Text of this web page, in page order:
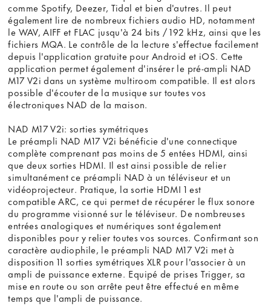
comme Spotify, Deezer, Tidal et bien d'autres. Il peut
également lire de nombreux fichiers audio HD, notamment
le WAV, AIFF et FLAC jusqu'à 24 bits / 192 kHz, ainsi que les
fichiers MQA. Le contrôle de la lecture s'effectue facilement
depuis l'application gratuite pour Android et iOS. Cette
application permet également d'insérer le pré-ampli NAD
M17 V2i dans un système multiroom compatible. Il est alors
possible d'écouter de la musique sur toutes vos
électroniques NAD de la maison.
NAD M17 V2i: sorties symétriques
Le préampli NAD M17 V2i bénéficie d'une connectique
complète comprenant pas moins de 5 entées HDMI, ainsi
que deux sorties HDMI. Il est ainsi possible de relier
simultanément ce préampli NAD à un téléviseur et un
vidéoprojecteur. Pratique, la sortie HDMI 1 est
compatible ARC, ce qui permet de récupérer le flux sonore
du programme visionné sur le téléviseur. De nombreuses
entrées analogiques et numériques sont également
disponibles pour y relier toutes vos sources. Confirmant son
caractère audiophile, le préampli NAD M17 V2i met à
disposition 11 sorties symétriques XLR pour l'associer à un
ampli de puissance externe. Equipé de prises Trigger, sa
mise en route ou son arrête peut être effectué en même
temps que l'ampli de puissance.